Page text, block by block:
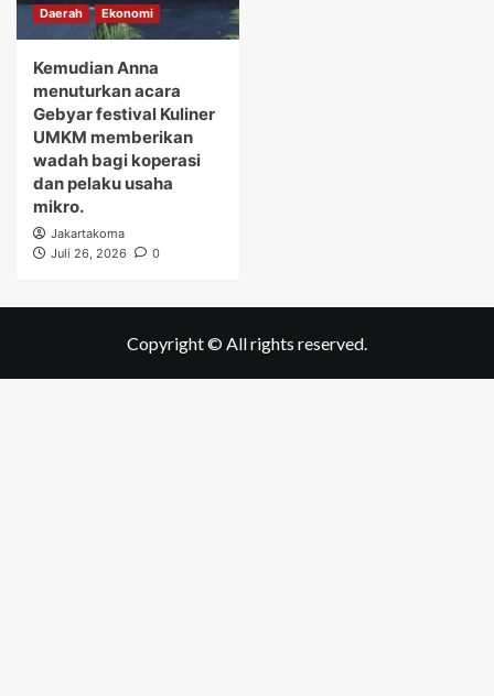
Daerah Ekonomi
Kemudian Anna
menuturkan acara
Gebyar festival Kuliner
UMKM memberikan
wadah bagi koperasi
dan pelaku usaha
mikro.
Jakartakoma
Juli 26, 2026
0
Copyright © All rights reserved.